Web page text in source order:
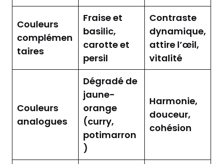
Couleurs
complémen
taires
Fraise et
basilic,
carotte et
persil
Contraste
dynamique,
attire l’œil,
vitalité
Couleurs
analogues
Dégradé de
jaune-
orange
(curry,
potimarron
)
Harmonie,
douceur,
cohésion